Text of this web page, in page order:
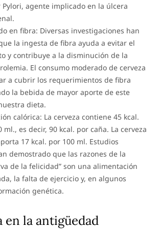
Pylori, agente implicado en la úlcera
en fibra: Diversas investigaciones han
la ingesta de fibra ayuda a evitar el
y contribuye a la disminución de la
El consumo moderado de cerveza
a cubrir los requerimientos de fibra
la bebida de mayor aporte de este
dieta.
calórica: La cerveza contiene 45 kcal.
ml., es decir, 90 kcal. por caña. La cerveza
17 kcal. por 100 ml. Estudios
demostrado que las razones de la
de la felicidad” son una alimentación
la falta de ejercicio y, en algunos
genética.
en la antigüedad